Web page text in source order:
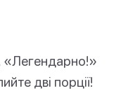
дві порції!